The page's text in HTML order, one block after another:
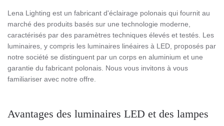
Lena Lighting est un fabricant d'éclairage polonais qui fournit au
marché des produits basés sur une technologie moderne,
caractérisés par des paramètres techniques élevés et testés. Les
luminaires, y compris les luminaires linéaires à LED, proposés par
notre société se distinguent par un corps en aluminium et une
garantie du fabricant polonais. Nous vous invitons à vous
familiariser avec notre offre.
Avantages des luminaires LED et des lampes